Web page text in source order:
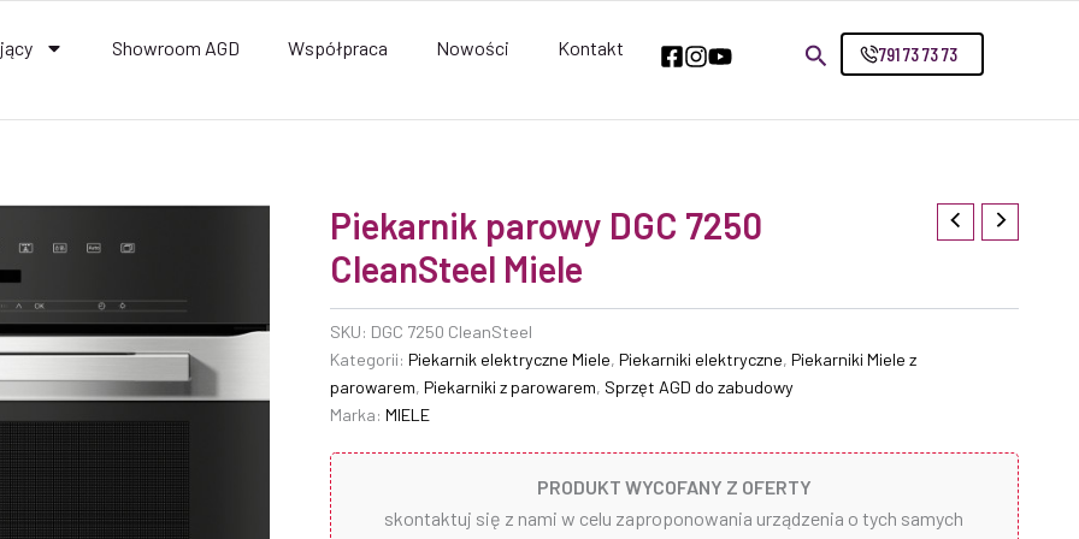
791 73 73 73
Showroom AGD Współpraca Nowości Kontakt
Piekarnik parowy DGC 7250
CleanSteel Miele
SKU: DGC 7250 CleanSteel
Kategorii: Piekarnik elektryczne Miele, Piekarniki elektryczne, Piekarniki Miele z
parowarem, Piekarniki z parowarem, Sprzęt AGD do zabudowy
Marka: MIELE
PRODUKT WYCOFANY Z OFERTY
skontaktuj się z nami w celu zaproponowania urządzenia o tych samych